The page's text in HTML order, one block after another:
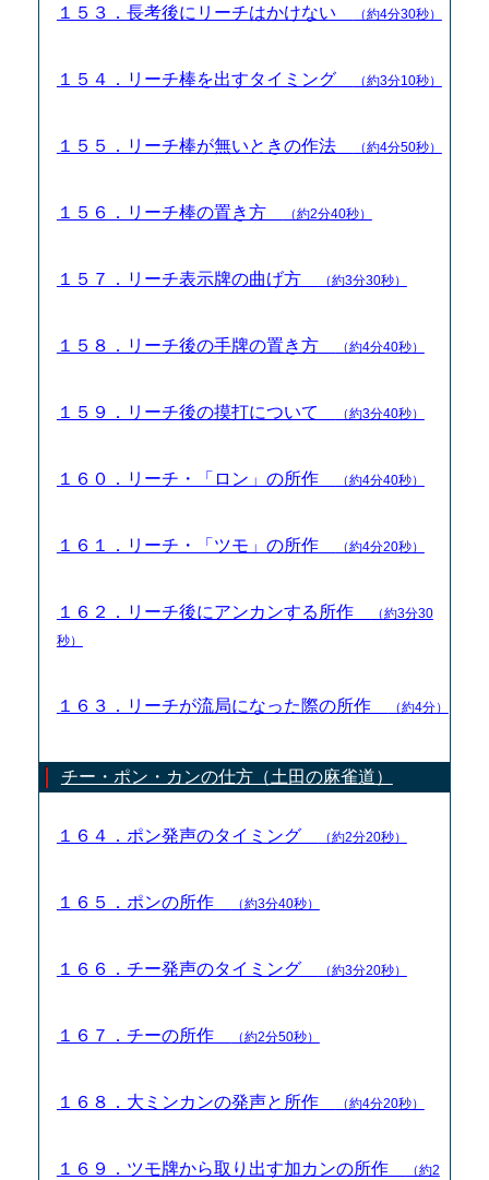
１５３．長考後にリーチはかけない （約4分30秒）
１５４．リーチ棒を出すタイミング （約3分10秒）
１５５．リーチ棒が無いときの作法 （約4分50秒）
１５６．リーチ棒の置き方 （約2分40秒）
１５７．リーチ表示牌の曲げ方 （約3分30秒）
１５８．リーチ後の手牌の置き方 （約4分40秒）
１５９．リーチ後の摸打について （約3分40秒）
１６０．リーチ・「ロン」の所作 （約4分40秒）
１６１．リーチ・「ツモ」の所作 （約4分20秒）
１６２．リーチ後にアンカンする所作
（約3分30
秒）
１６３．リーチが流局になった際の所作 （約4分）
チー・ポン・カンの仕方（土田の麻雀道）
１６４．ポン発声のタイミング （約2分20秒）
１６５．ポンの所作 （約3分40秒）
１６６．チー発声のタイミング （約3分20秒）
１６７．チーの所作 （約2分50秒）
１６８．大ミンカンの発声と所作 （約4分20秒）
１６９．ツモ牌から取り出す加カンの所作
（約2